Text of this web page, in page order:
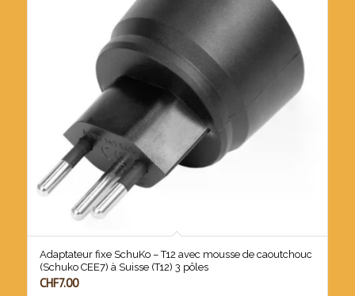
Adaptateur fixe SchuKo – T12 avec mousse de caoutchouc
(Schuko CEE7) à Suisse (T12) 3 pôles
CHF7.00